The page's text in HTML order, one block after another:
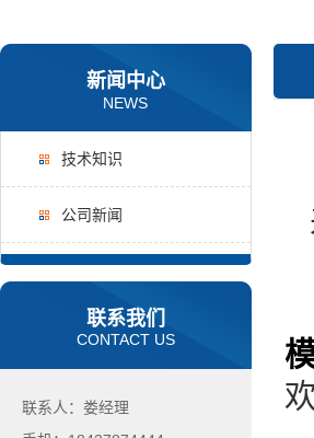
新闻中心
NEWS
技术知识
公司新闻
联系我们
CONTACT US
联系人：娄经理